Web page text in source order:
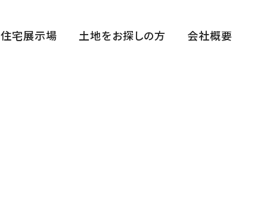
住宅展示場 土地をお探しの方 会社概要